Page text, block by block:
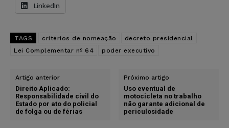
LinkedIn
TAGS critérios de nomeação
decreto presidencial
Lei Complementar nº 64
poder executivo
Artigo anterior
Direito Aplicado:
Responsabilidade civil do
Estado por ato do policial
de folga ou de férias
Próximo artigo
Uso eventual de
motocicleta no trabalho
não garante adicional de
periculosidade